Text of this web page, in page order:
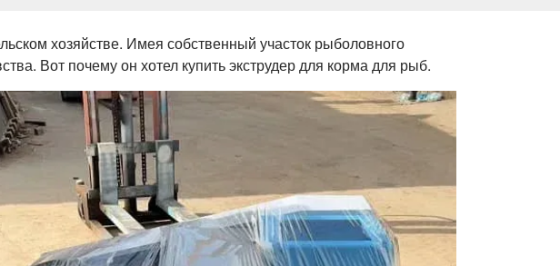
хозяйстве. Имея собственный участок рыболовного
Вот почему он хотел купить экструдер для корма для рыб.